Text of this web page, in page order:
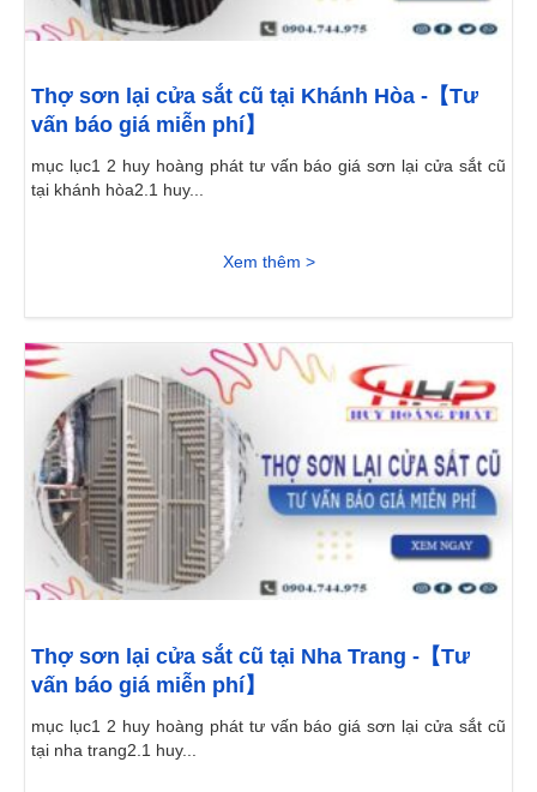
Thợ sơn lại cửa sắt cũ tại Khánh Hòa -【Tư
vấn báo giá miễn phí】
mục lục1 2 huy hoàng phát tư vấn báo giá sơn lại cửa sắt cũ
tại khánh hòa2.1 huy...
Xem thêm >
Thợ sơn lại cửa sắt cũ tại Nha Trang -【Tư
vấn báo giá miễn phí】
mục lục1 2 huy hoàng phát tư vấn báo giá sơn lại cửa sắt cũ
tại nha trang2.1 huy...